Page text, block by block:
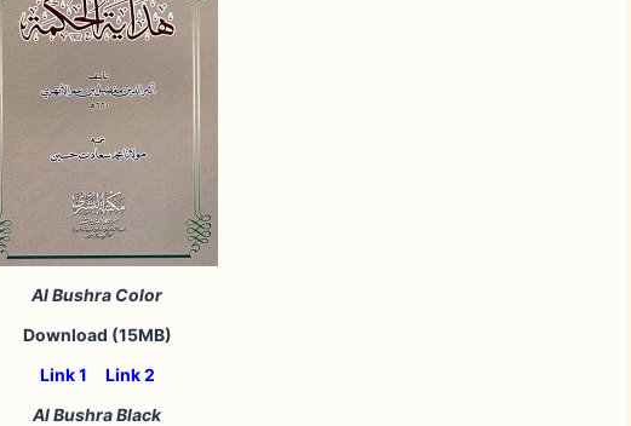
Al Bushra Color
Download (15MB)
Link 1
Link 2
Al Bushra Black